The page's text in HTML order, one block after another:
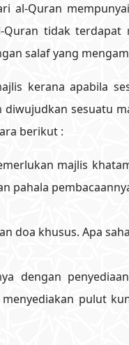
al-Quran
tidak
salaf yang
kerana apabila
sesuatu
berikut :
majlis
pahala
doa khusus. Apa
dengan
pulut